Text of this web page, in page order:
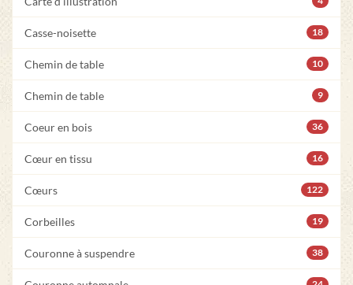
Casse-noisette 18
Chemin de table 10
Chemin de table 9
Coeur en bois 36
Cœur en tissu 16
Cœurs 122
Corbeilles 19
Couronne à suspendre 38